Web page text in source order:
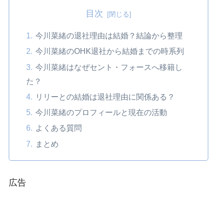
目次
今川菜緒の退社理由は結婚？結論から整理
今川菜緒のOHK退社から結婚までの時系列
今川菜緒はなぜセント・フォースへ移籍し
た？
リリーとの結婚は退社理由に関係ある？
今川菜緒のプロフィールと現在の活動
よくある質問
まとめ
広告